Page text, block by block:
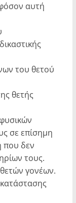
αυτή
του θετού
θετής
σε επίσημη
που δεν
τους.
γονέων.